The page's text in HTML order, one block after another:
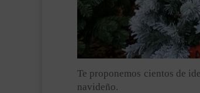
Te proponemos cientos de
navideño.